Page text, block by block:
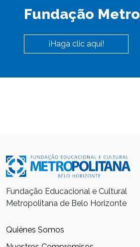
Fundação Metro
¡Haga clic aquí!
Fundação Educacional e Cultural
Metropolitana de Belo Horizonte
Quiénes Somos